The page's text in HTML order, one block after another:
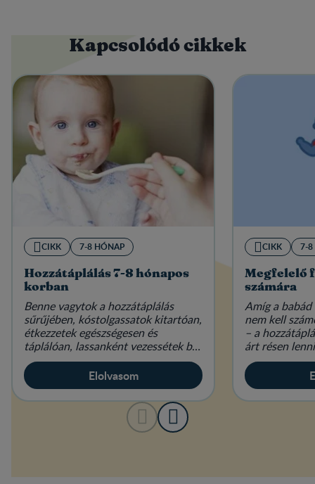
Kapcsolódó cikkek
CIKK 7-8 HÓNAP
Hozzátáplálás 7-8 hónapos
korban
Benne vagytok a hozzátáplálás
sűrűjében, kóstolgassatok kitartóan,
étkezzetek egészségesen és
táplálóan, lassanként vezessétek be
a glutént.
Elolvasom
CIKK 7-8
Megfelelő
számára
Amíg a
nem kell
– a
árt résen
figyelned!